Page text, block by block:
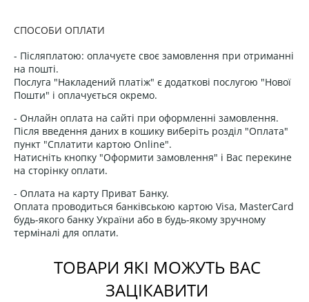
СПОСОБИ ОПЛАТИ
- Післяплатою: оплачуєте своє замовлення при отриманні
на пошті.
Послуга "Накладений платіж" є додаткові послугою "Нової
Пошти" і оплачується окремо.
- Онлайн оплата на сайті при оформленні замовлення.
Після введення даних в кошику виберіть розділ "Оплата"
пункт "Сплатити картою Online".
Натисніть кнопку "Оформити замовлення" і Вас перекине
на сторінку оплати.
- Оплата на карту Приват Банку.
Оплата проводиться банківською картою Visa, MasterCard
будь-якого банку України або в будь-якому зручному
терміналі для оплати.
ТОВАРИ ЯКІ МОЖУТЬ ВАС
ЗАЦІКАВИТИ